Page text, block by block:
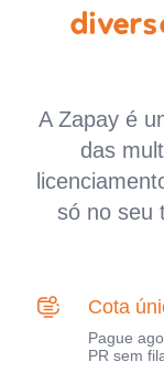
A Zapay é
das
só no seu
Cota
Pague
PR sem